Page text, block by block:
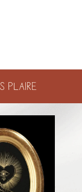
plaire